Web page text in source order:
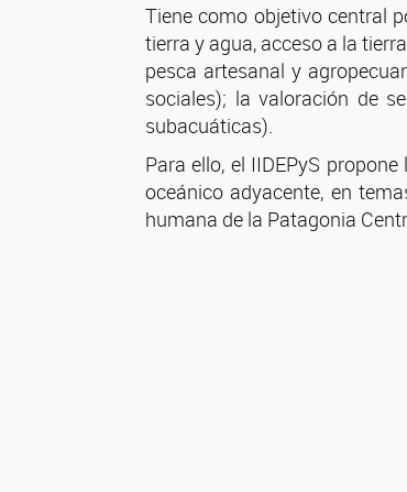
Tiene como objetivo central
tierra y agua, acceso a la
pesca artesanal y
sociales); la valoración de
subacuáticas).
Para ello, el IIDEPyS
oceánico adyacente, en
humana de la Patagonia